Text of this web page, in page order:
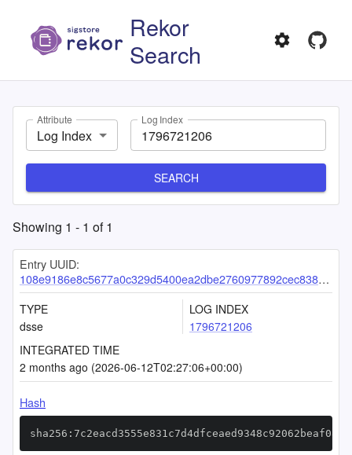
Rekor
Search
Attribute
Log Index
Log Index
SEARCH
Showing 1 - 1 of1
Entry UUID:
108e9186e8c5677a0c329d5400ea2dbe2760977892cec838c242a6301f0a5ce6b5d872cc75dfb51d
TYPE
dsse
LOG INDEX
1796721206
INTEGRATED TIME
2 months ago (2026-06-12T02:27:06+00:00)
Hash